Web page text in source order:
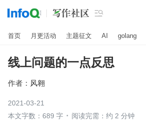

首页 月更活动 主题征文 AI golang
线上问题的一点反思
作者： 风翱
2021-03-21
本文字数：689 字
阅读完需：约 2 分钟